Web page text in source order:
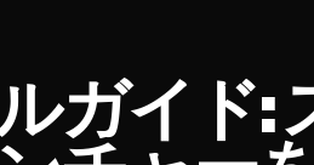
ガイド: